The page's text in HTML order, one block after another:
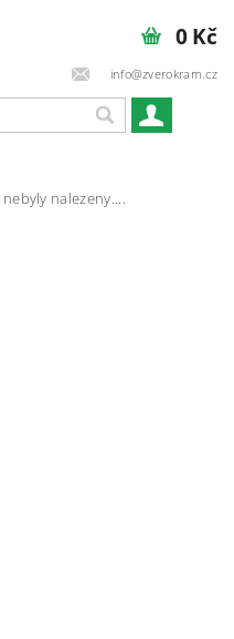
info@zverokram.cz
0 Kč
nebyly nalezeny....